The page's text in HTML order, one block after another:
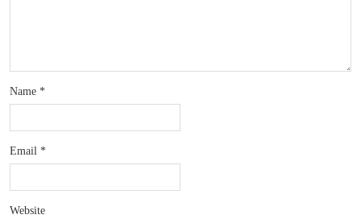
Name *
Email *
Website